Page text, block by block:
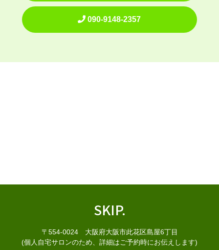
090-9148-2357
SKIP.
〒554-0024 大阪府大阪市此花区島屋6丁目
(個人自宅サロンのため、詳細はご予約時にお伝えします)